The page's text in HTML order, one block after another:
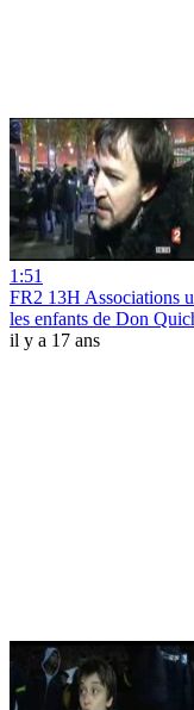
1:51
FR2 13H Associations
les enfants de Don
il y a 17 ans